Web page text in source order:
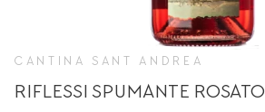
CANTINA SANT ANDREA
RIFLESSI SPUMANTE ROSATO